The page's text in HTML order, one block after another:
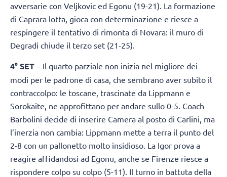
avversarie con Veljkovic ed Egonu (19-21). La formazione
di Caprara lotta, gioca con determinazione e riesce a
respingere il tentativo di rimonta di Novara: il muro di
Degradi chiude il terzo set (21-25).
4° SET – Il quarto parziale non inizia nel migliore dei
modi per le padrone di casa, che sembrano aver subito il
contraccolpo: le toscane, trascinate da Lippmann e
Sorokaite, ne approfittano per andare sullo 0-5. Coach
Barbolini decide di inserire Camera al posto di Carlini, ma
l’inerzia non cambia: Lippmann mette a terra il punto del
2-8 con un pallonetto molto insidioso. La Igor prova a
reagire affidandosi ad Egonu, anche se Firenze riesce a
rispondere colpo su colpo (5-11). Il turno in battuta della